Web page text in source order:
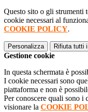
Questo sito o gli strumenti
cookie necessari al
COOKIE POLICY.
Personalizza Rifiuta tutti
Gestione cookie
In questa schermata è
I cookie necessari sono
piattaforma e non è
Per conoscere quali sono i
visionare la COOKIE